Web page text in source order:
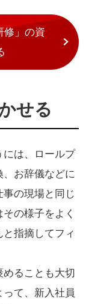
修」の資
せる
には、ロールプ
、お辞儀などに
の現場と同じ
の様子をよく
指摘してフィ
ることも大切
て、新入社員